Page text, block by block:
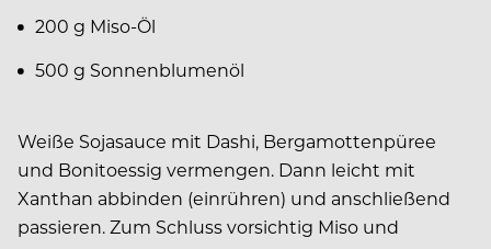
200 g Miso-Öl
500 g Sonnenblumenöl
Weiße Sojasauce mit Dashi, Bergamottenpüree
und Bonitoessig vermengen. Dann leicht mit
Xanthan abbinden (einrühren) und anschließend
passieren. Zum Schluss vorsichtig Miso und